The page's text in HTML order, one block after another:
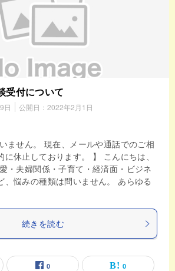
受付について
日 公開日： 2022年2月1日
ません。 現在、メールや通話でのご相
休止しております。 】 こんにちは、
・夫婦関係・子育て・経済面・ビジネ
、悩みの種類は問いません。 あらゆる
続きを読む
0 0